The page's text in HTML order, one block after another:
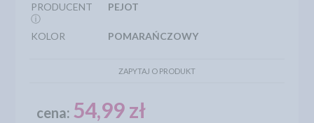
PRODUCENT
ⓘ
PEJOT
KOLOR POMARAŃCZOWY
ZAPYTAJ O PRODUKT
cena: 54,99 zł